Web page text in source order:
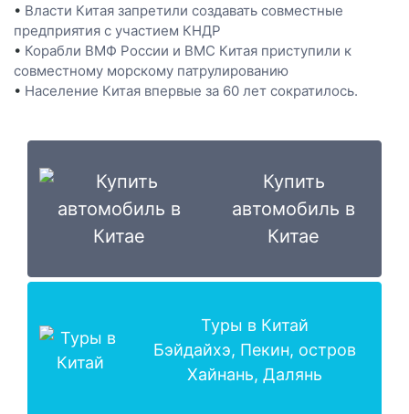
• Власти Китая запретили создавать совместные
предприятия с участием КНДР
• Корабли ВМФ России и ВМС Китая приступили к
совместному морскому патрулированию
• Население Китая впервые за 60 лет сократилось.
Купить
автомобиль в
Китае
Туры в Китай
Бэйдайхэ, Пекин, остров
Хайнань, Далянь